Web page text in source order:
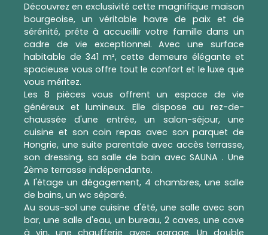
Découvrez en exclusivité cette magnifique maison
bourgeoise, un véritable havre de paix et de
sérénité, prête à accueillir votre famille dans un
cadre de vie exceptionnel. Avec une surface
habitable de 341 m², cette demeure élégante et
spacieuse vous offre tout le confort et le luxe que
vous méritez.
Les 8 pièces vous offrent un espace de vie
généreux et lumineux. Elle dispose au rez-de-
chaussée d'une entrée, un salon-séjour, une
cuisine et son coin repas avec son parquet de
Hongrie, une suite parentale avec accès terrasse,
son dressing, sa salle de bain avec SAUNA . Une
2ème terrasse indépendante.
A l'étage un dégagement, 4 chambres, une salle
de bains, un wc séparé.
Au sous-sol une cuisine d'été, une salle avec son
bar, une salle d'eau, un bureau, 2 caves, une cave